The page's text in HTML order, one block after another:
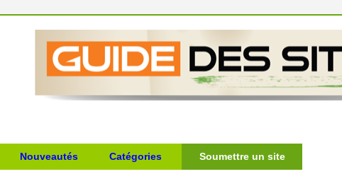
Nouveautés Catégories Soumettre un site